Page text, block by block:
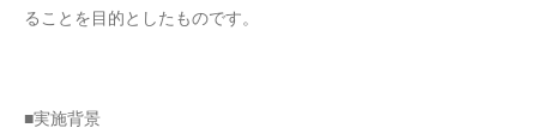
ることを目的としたものです。
■実施背景